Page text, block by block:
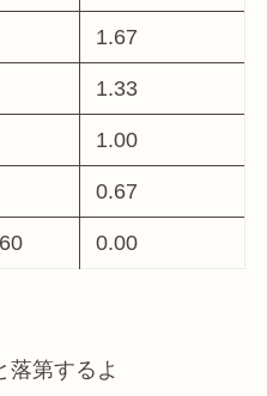
1.67
1.33
1.00
0.67
0.00
落第するよ